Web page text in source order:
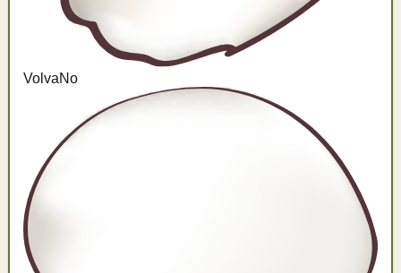
VolvaNo